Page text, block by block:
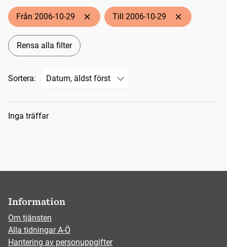
Från 2006-10-29 Till 2006-10-29
Rensa alla filter
Sortera:
Sökresultat
Inga träffar
Information
Om tjänsten
Alla tidningar A-Ö
Hantering av personuppgifter